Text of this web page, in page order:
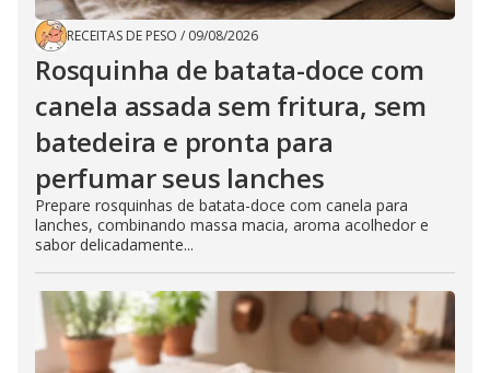
RECEITAS DE PESO / 09/08/2026
Rosquinha de batata-doce com
canela assada sem fritura, sem
batedeira e pronta para
perfumar seus lanches
Prepare rosquinhas de batata-doce com canela para
lanches, combinando massa macia, aroma acolhedor e
sabor delicadamente...